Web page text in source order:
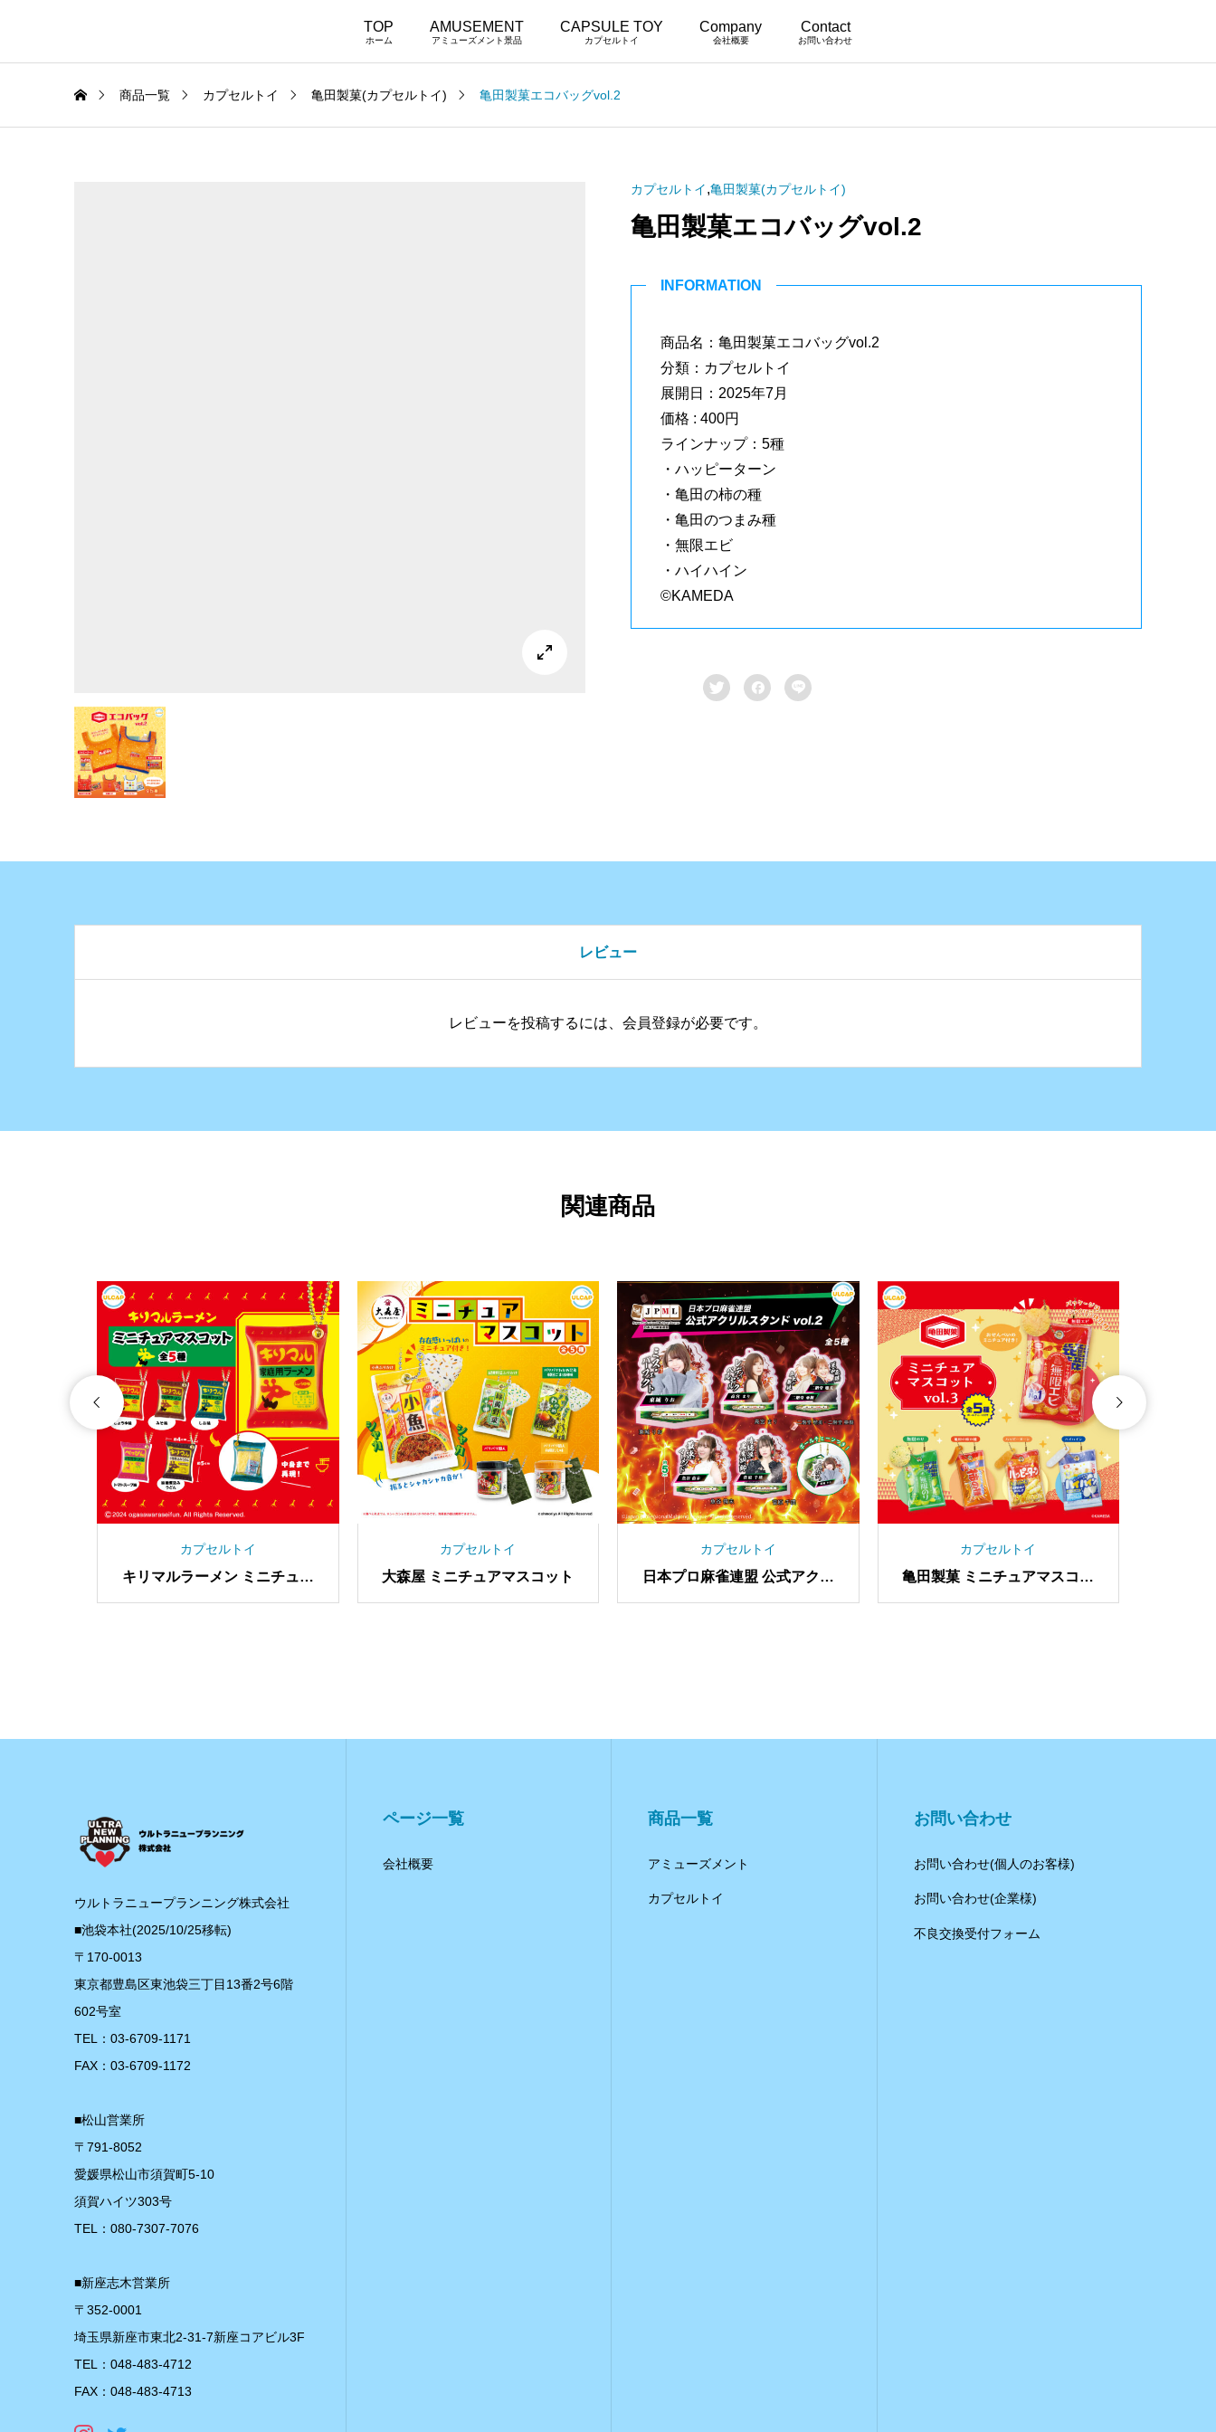
TOP
ホーム
AMUSEMENT
アミューズメント景品
CAPSULE TOY
カプセルトイ
Company
会社概要
Contact
お問い合わせ
商品一覧 カプセルトイ 亀田製菓(カプセルトイ) 亀田製菓エコバッグvol.2

カプセルトイ,亀田製菓(カプセルトイ)
亀田製菓エコバッグvol.2
INFORMATION
商品名：亀田製菓エコバッグvol.2
分類：カプセルトイ
展開日：2025年7月
価格 : 400円
ラインナップ：5種
・ハッピーターン
・亀田の柿の種
・亀田のつまみ種
・無限エビ
・ハイハイン
©KAMEDA
  
レビュー
レビューを投稿するには、会員登録が必要です。
関連商品
カプセルトイ
キリマルラーメン ミニチュア
マスコット
カプセルトイ
大森屋 ミニチュアマスコット
カプセルトイ
日本プロ麻雀連盟 公式アクリ
ルスタンド vol.2
カプセルトイ
亀田製菓 ミニチュアマスコッ
トvol.3
ウルトラニュープランニング株式会社
■池袋本社(2025/10/25移転)
〒170-0013
東京都豊島区東池袋三丁目13番2号6階
602号室
TEL：03-6709-1171
FAX：03-6709-1172
■松山営業所
〒791-8052
愛媛県松山市須賀町5-10
須賀ハイツ303号
TEL：080-7307-7076
■新座志木営業所
〒352-0001
埼玉県新座市東北2-31-7新座コアビル3F
TEL：048-483-4712
FAX：048-483-4713
ページ一覧
会社概要
商品一覧
アミューズメント
カプセルトイ
お問い合わせ
お問い合わせ(個人のお客様)
お問い合わせ(企業様)
不良交換受付フォーム